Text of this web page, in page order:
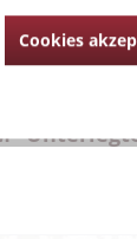
und
Cookies